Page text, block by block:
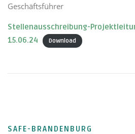
Geschäftsführer
Stellenausschreibung-
15.06.24
Download
SAFE-BRANDENBURG